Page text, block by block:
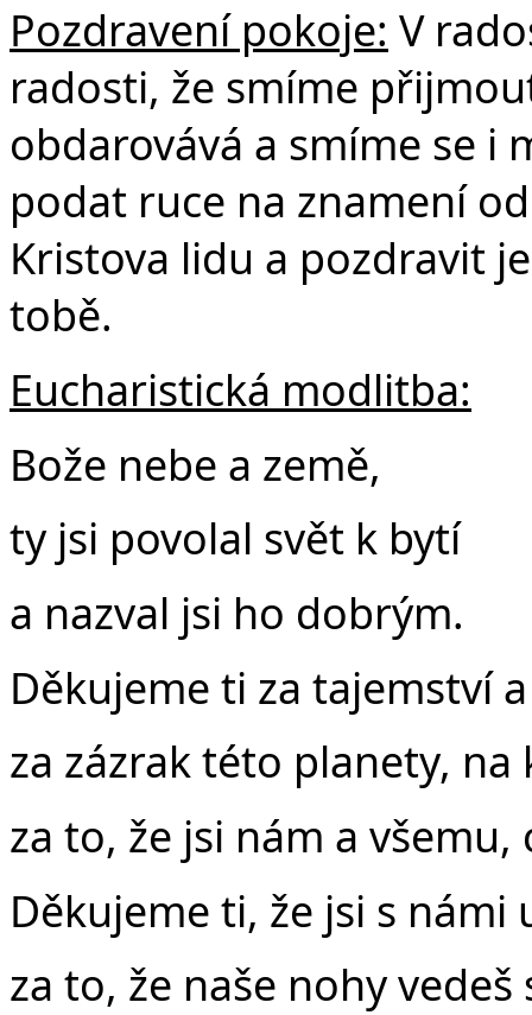
Pozdravení pokoje: V
radosti, že smíme
obdarovává a smíme se i
podat ruce na znamení
Kristova lidu a pozdravit
tobě.
Eucharistická modlitba:
Bože nebe a země,
ty jsi povolal svět k bytí
a nazval jsi ho dobrým.
Děkujeme ti za tajemství
za zázrak této planety,
za to, že jsi nám a
Děkujeme ti, že jsi s námi
za to, že naše nohy